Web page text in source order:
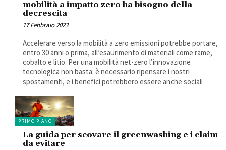
mobilità a impatto zero ha bisogno della
decrescita
17 Febbraio 2023
Accelerare verso la mobilità a zero emissioni potrebbe portare,
entro 30 anni o prima, all’esaurimento di materiali come rame,
cobalto e litio. Per una mobilità net-zero l’innovazione
tecnologica non basta: è necessario ripensare i nostri
spostamenti, e i benefici potrebbero essere anche sociali
PRIMO PIANO
La guida per scovare il greenwashing e i claim
da evitare